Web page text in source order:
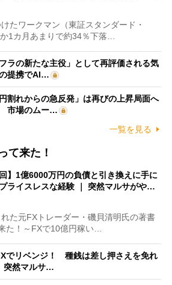
たワークマン（東証スタンダード・
1カ月あまりで約34％下落…
ラの新たな主役」として再評価される気
提携でAI…
割れからの急反発」は再びの上昇局面へ
市場のムー…
一覧を見る
て来た！
回】1億6000万円の負債と引き換えに手に
ライスレスな経験 ｜ 突然マルサがや…
た元FXトレーダー・磯貝清明氏の著書
た！～FXで10億円稼い…
でリベンジ！ 種銭は差し押さえを免れ
突然マルサ…